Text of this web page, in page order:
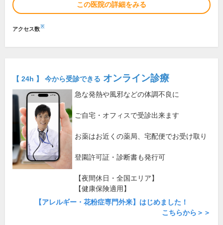
この医院の詳細をみる
アクセス数※
【 24h 】 今から受診できる オンライン診療
急な発熱や風邪などの体調不良に
ご自宅・オフィスで受診出来ます
お薬はお近くの薬局、宅配便でお受け取り
登園許可証・診断書も発行可
【夜間休日・全国エリア】
【健康保険適用】
【アレルギー・花粉症専門外来】はじめました！
こちらから＞＞